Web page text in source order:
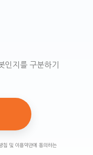
인지를 구분하기
침 및 이용약관에 동의하는